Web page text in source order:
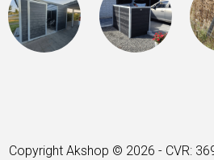
Copyright Akshop © 2026 - CVR: